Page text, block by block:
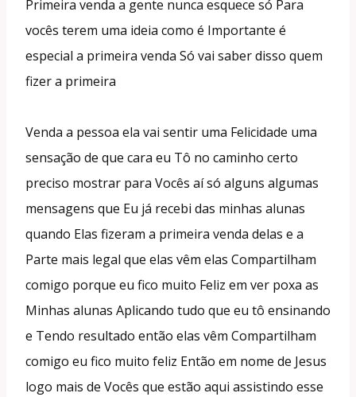
Primeira venda a gente nunca esquece só Para
vocês terem uma ideia como é Importante é
especial a primeira venda Só vai saber disso quem
fizer a primeira
Venda a pessoa ela vai sentir uma Felicidade uma
sensação de que cara eu Tô no caminho certo
preciso mostrar para Vocês aí só alguns algumas
mensagens que Eu já recebi das minhas alunas
quando Elas fizeram a primeira venda delas e a
Parte mais legal que elas vêm elas Compartilham
comigo porque eu fico muito Feliz em ver poxa as
Minhas alunas Aplicando tudo que eu tô ensinando
e Tendo resultado então elas vêm Compartilham
comigo eu fico muito feliz Então em nome de Jesus
logo mais de Vocês que estão aqui assistindo esse